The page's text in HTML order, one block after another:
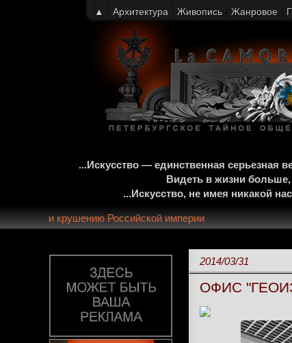
...Искусство — единственная
Видеть в жизни больше,
...Искусство, не имея никакой
монархии и крушению Российской империи
2014/03/31
ОФИС
▲ Архитектура Живопись Жанровое